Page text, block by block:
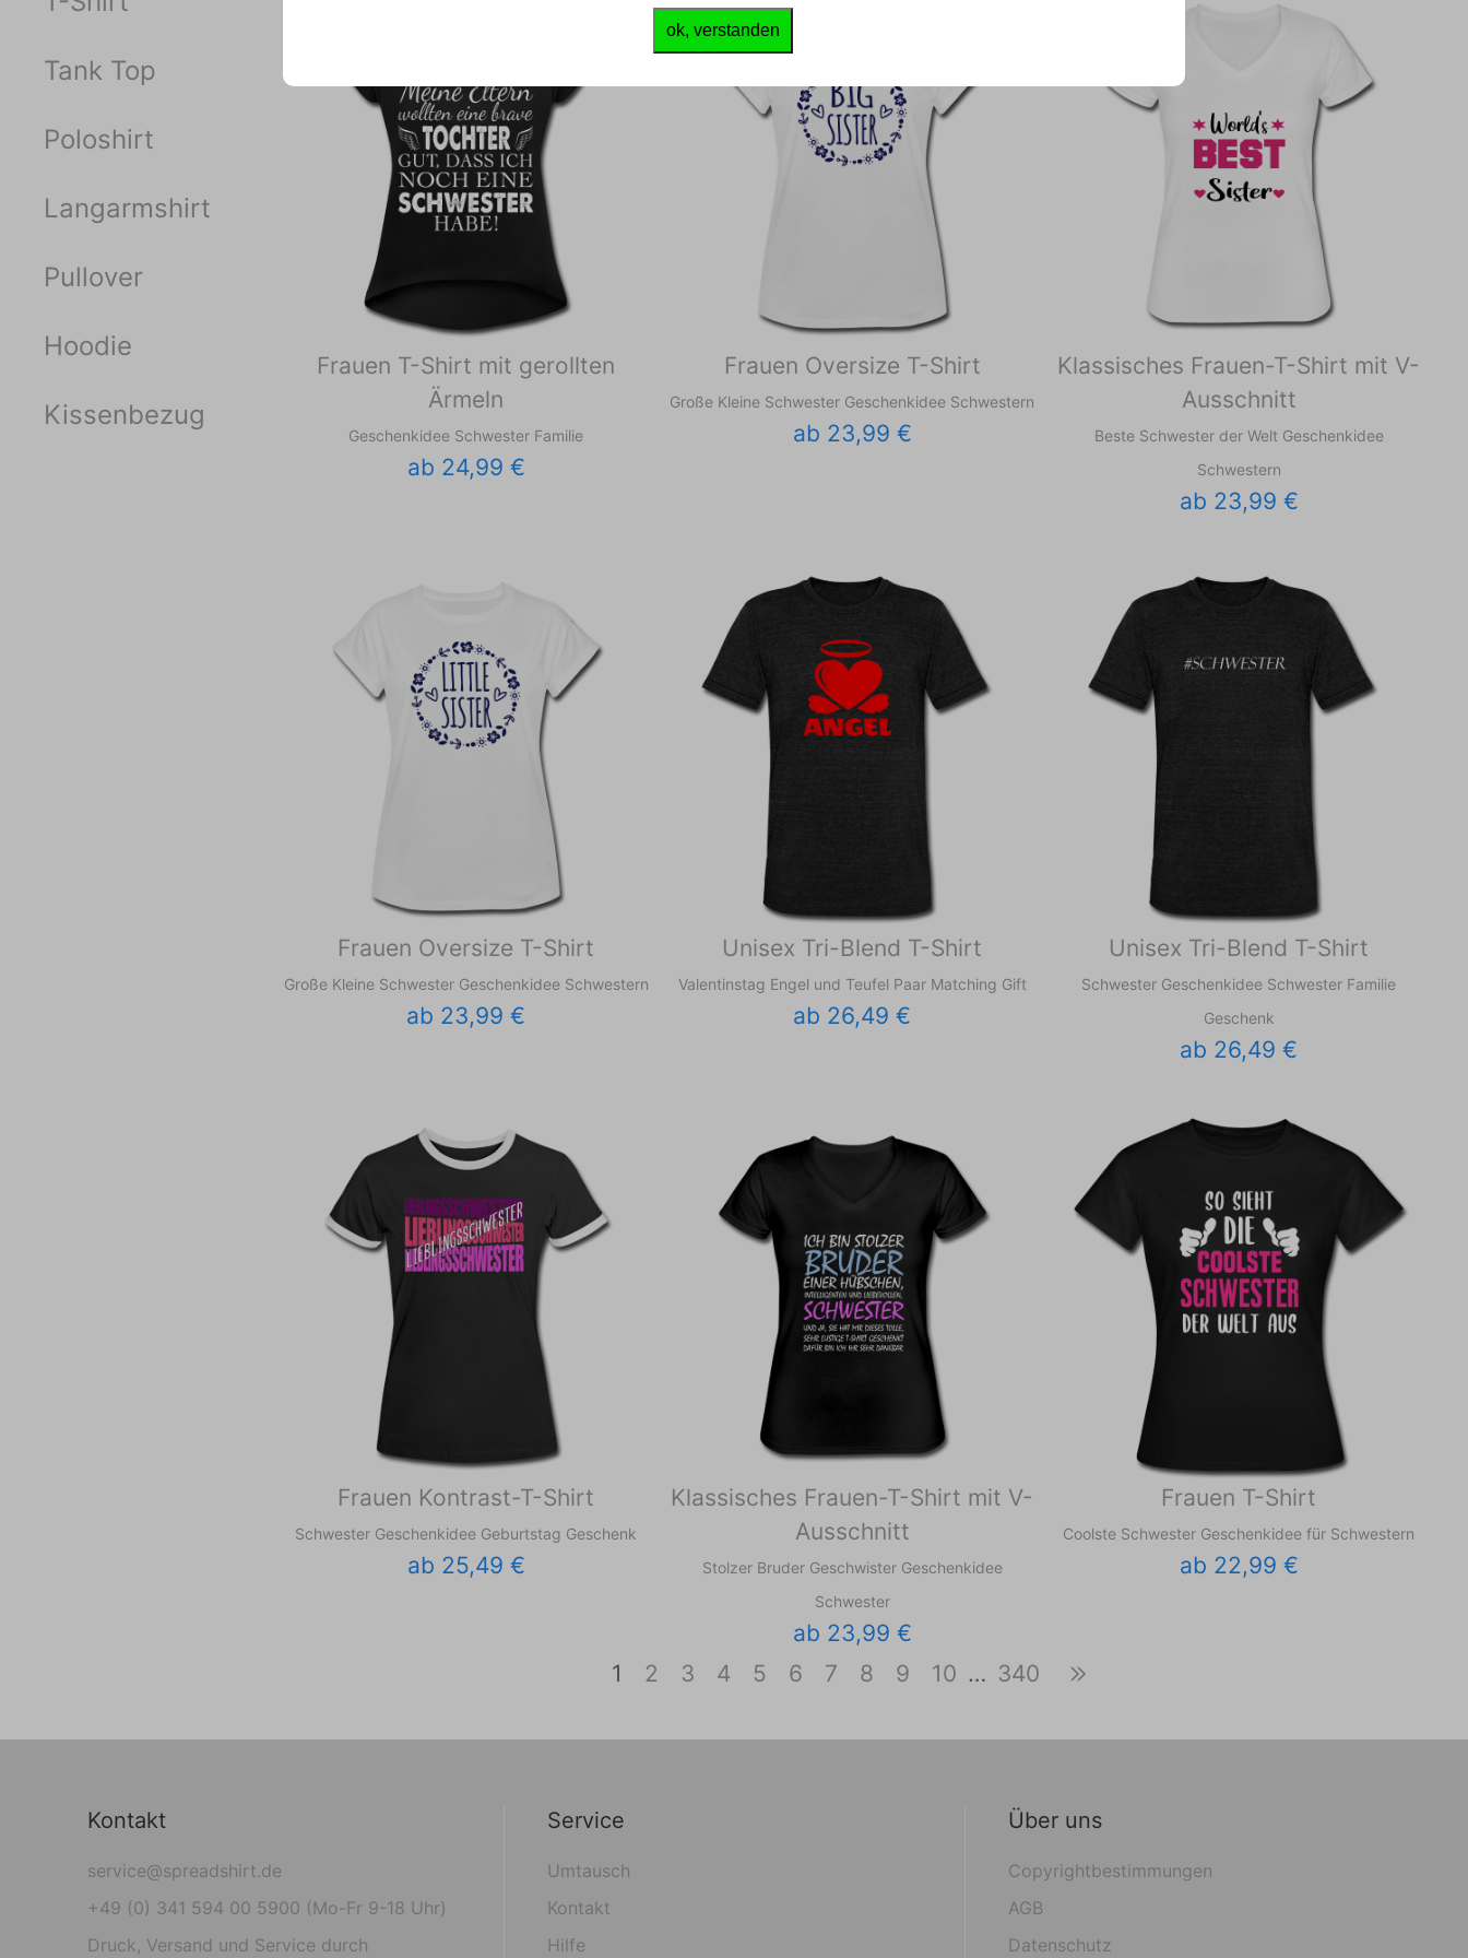
Tank Top
Poloshirt
Langarmshirt
Pullover
Hoodie
Kissenbezug
Frauen T-Shirt mit gerollten
Ärmeln
Geschenkidee Schwester Familie
ab 24,99 €
Frauen Oversize T-Shirt
Große Kleine Schwester Geschenkidee Schwestern
ab 23,99 €
Klassisches Frauen-T-Shirt mit V-
Ausschnitt
Beste Schwester der Welt Geschenkidee
Schwestern
ab 23,99 €
Frauen Oversize T-Shirt
Große Kleine Schwester Geschenkidee Schwestern
ab 23,99 €
Unisex Tri-Blend T-Shirt
Valentinstag Engel und Teufel Paar Matching Gift
ab 26,49 €
Unisex Tri-Blend T-Shirt
Schwester Geschenkidee Schwester Familie
Geschenk
ab 26,49 €
Frauen Kontrast-T-Shirt
Schwester Geschenkidee Geburtstag Geschenk
ab 25,49 €
Klassisches Frauen-T-Shirt mit V-
Ausschnitt
Stolzer Bruder Geschwister Geschenkidee
Schwester
ab 23,99 €
Frauen T-Shirt
Coolste Schwester Geschenkidee für Schwestern
ab 22,99 €
1 2 3 4 5 6 7 8 9 10 … 340
Kontakt
service@spreadshirt.de
+49 (0) 341 594 00 5900 (Mo-Fr 9-18 Uhr)
Druck, Versand und Service durch
Service
Umtausch
Kontakt
Hilfe
Über uns
Copyrightbestimmungen
AGB
Datenschutz
ok, verstanden